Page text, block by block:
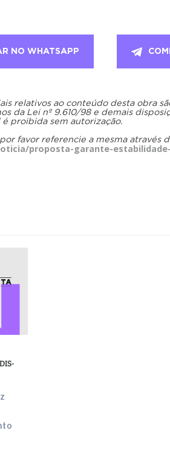
NO WHATSAPP
relativos ao conteúdo desta obra
da Lei nº 9.610/98 e demais
proibida sem autorização.
favor referencie a mesma através
proposta-garante-